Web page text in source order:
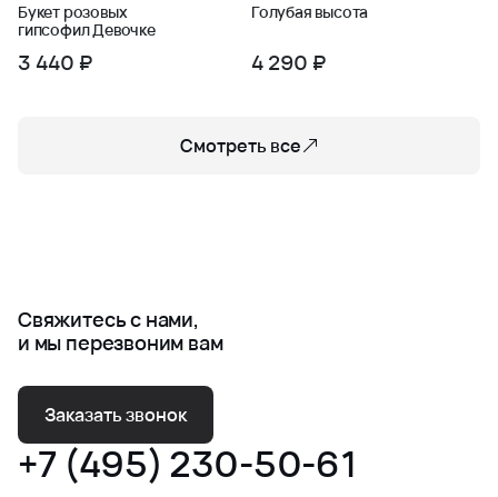
Букет розовых
гипсофил Девочке
3 440 ₽
Голубая высота
4 290 ₽
Смотреть все
Свяжитесь с нами,
и мы перезвоним вам
Заказать звонок
+7 (495) 230-50-61